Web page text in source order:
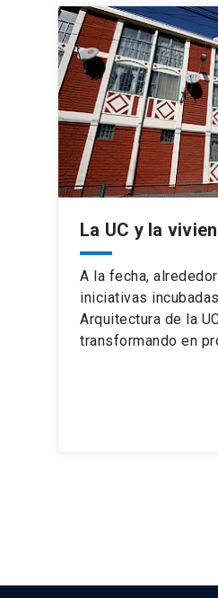
La UC y la
A la fecha,
iniciativas
Arquitectura de la
transformando en